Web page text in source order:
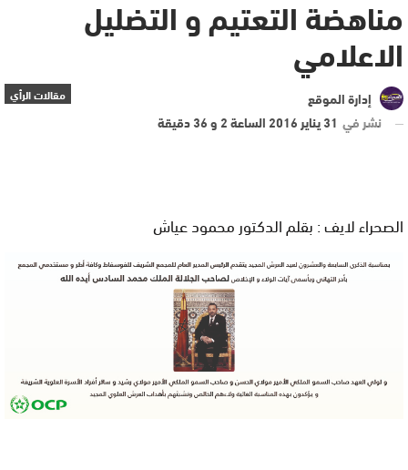
مناهضة التعتيم و التضليل
الاعلامي
مقالات الرأي
إدارة الموقع
نشر في 31 يناير 2016 الساعة 2 و 36 دقيقة
الصحراء لايف : بقلم الدكتور محمود عياش